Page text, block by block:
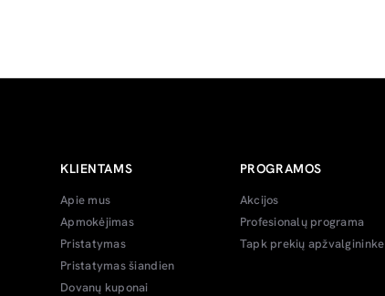
KLIENTAMS
Apie mus
Apmokėjimas
Pristatymas
Pristatymas šiandien
Dovanų kuponai
PROGRAMOS
Akcijos
Profesionalų programa
Tapk prekių apžvalgininke